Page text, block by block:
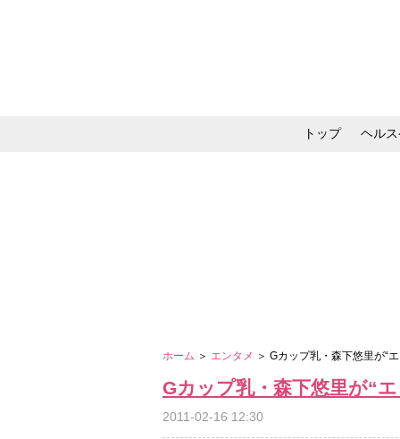
トップ ヘル
ホーム ＞ エンタメ ＞ Gカップ乳・森下悠里が“
Gカップ乳・森下悠里が“
2011-02-16 12:30